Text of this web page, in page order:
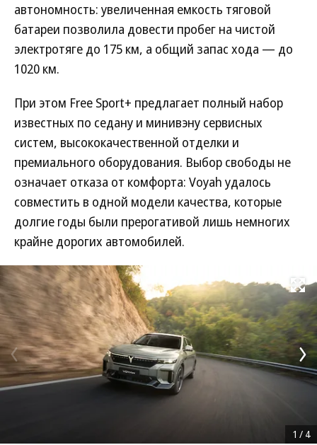
автономность: увеличенная емкость тяговой
батареи позволила довести пробег на чистой
электротяге до 175 км, а общий запас хода — до
1020 км.
При этом Free Sport+ предлагает полный набор
известных по седану и минивэну сервисных
систем, высококачественной отделки и
премиального оборудования. Выбор свободы не
означает отказа от комфорта: Voyah удалось
совместить в одной модели качества, которые
долгие годы были прерогативой лишь немногих
крайне дорогих автомобилей.
Развернуть
1 / 4